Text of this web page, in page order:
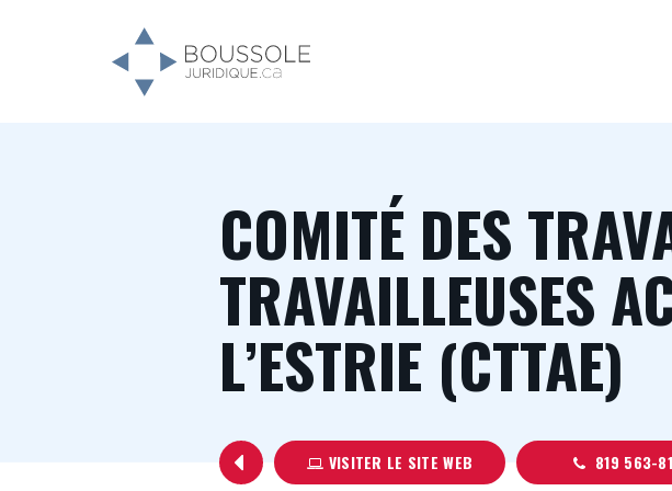
COMITÉ DES
TRAVAILLEUSES
L’ESTRIE (CTTAE)
VISITER LE SITE WEB 819 563-